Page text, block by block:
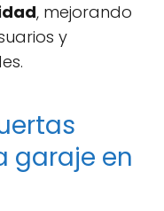
, mejorando
y
garaje en